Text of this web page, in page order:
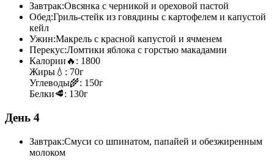
Завтрак:Овсянка с черникой и ореховой пастой
Обед:Гриль-стейк из говядины с картофелем и капустой
кейл
Ужин:Макрель с красной капустой и ячменем
Перекус:Ломтики яблока с горстью макадамии
Калории 🔥: 1800
Жиры 💧: 70г
Углеводы🌾: 150г
Белки🥩: 130г
День 4
Завтрак:Смуси со шпинатом, папайей и обезжиренным
молоком